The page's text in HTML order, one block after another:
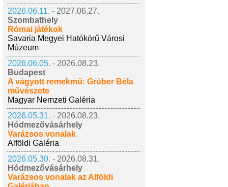
2026.06.11. - 2027.06.27.
Szombathely
Római játékok
Savaria Megyei Hatókörű Városi
Múzeum
2026.06.05. - 2026.08.23.
Budapest
A vágyott remekmű: Grúber Béla
művészete
Magyar Nemzeti Galéria
2026.05.31. - 2026.08.23.
Hódmezővásárhely
Varázsos vonalak
Alföldi Galéria
2026.05.30. - 2026.08.31.
Hódmezővásárhely
Varázsos vonalak az Alföldi